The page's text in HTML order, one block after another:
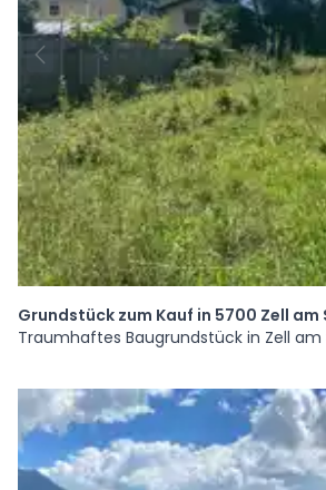
Grundstück zum Kauf in 5700 Zell am
Traumhaftes Baugrundstück in Zell